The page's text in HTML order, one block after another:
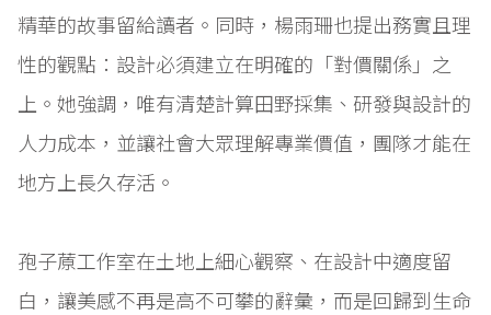
精華的故事留給讀者。同時，楊雨珊也提出務實且理
性的觀點：設計必須建立在明確的「對價關係」之
上。她強調，唯有清楚計算田野採集、研發與設計的
人力成本，並讓社會大眾理解專業價值，團隊才能在
地方上長久存活。
孢子蒝工作室在土地上細心觀察、在設計中適度留
白，讓美感不再是高不可攀的辭彙，而是回歸到生命